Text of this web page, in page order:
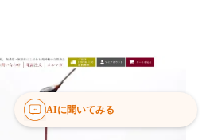
AIに聞いてみる